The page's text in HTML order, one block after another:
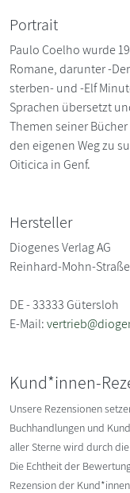
Portrait
Paulo Coelho wurde
Romane, darunter -
sterben- und -Elf
Sprachen übersetzt
Themen seiner
den eigenen Weg zu
Oiticica in Genf.
Hersteller
Diogenes Verlag AG
Reinhard-Mohn-
DE - 33333 Gütersloh
E-Mail:
Kund*innen-
Unsere Rezensionen
Buchhandlungen und
aller Sterne wird durch
Die Echtheit der
Rezension der